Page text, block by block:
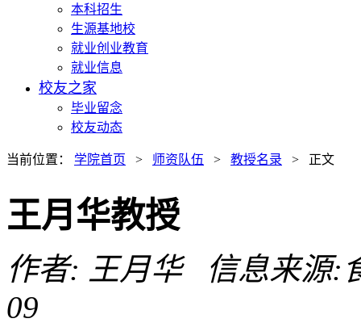
本科招生
生源基地校
就业创业教育
就业信息
校友之家
毕业留念
校友动态
当前位置： 学院首页 > 师资队伍 > 教授名录 > 正文
王月华教授
作者: 王月华 信息来源:
09